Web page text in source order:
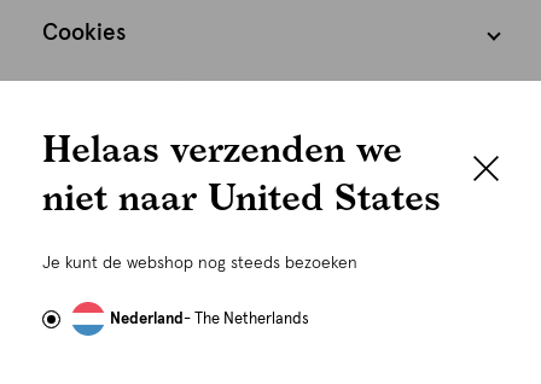
graag persoonlijk
gebruiken wij cookies en daarmee vergelijkbare
om advertenties te personaliseren...
Cookies
Helaas verzenden we
niet naar United States
Je kunt de webshop nog steeds bezoeken
Nederland- The Netherlands